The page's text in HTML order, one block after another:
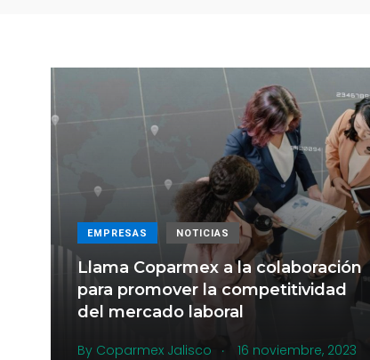
EMPRESAS NOTICIAS
Llama Coparmex a la colaboración
para promover la competitividad
del mercado laboral
By Coparmex Jalisco .
16 noviembre, 2023